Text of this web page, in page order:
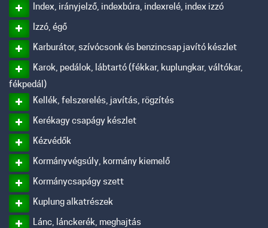
Index, irányjelző, indexbúra, indexrelé, index izzó
Izzó, égő
Karburátor, szívócsonk és benzincsap javító készlet
Karok, pedálok, lábtartó (fékkar, kuplungkar, váltókar,
fékpedál)
Kellék, felszerelés, javítás, rögzítés
Kerékagy csapágy készlet
Kézvédők
Kormányvégsúly, kormány kiemelő
Kormánycsapágy szett
Kuplung alkatrészek
Lánc, lánckerék, meghajtás